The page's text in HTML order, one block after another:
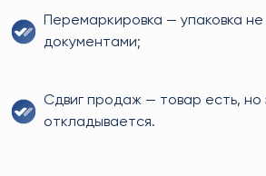
Перемаркировка — упаковка
документами;
Сдвиг продаж — товар есть, но
откладывается.